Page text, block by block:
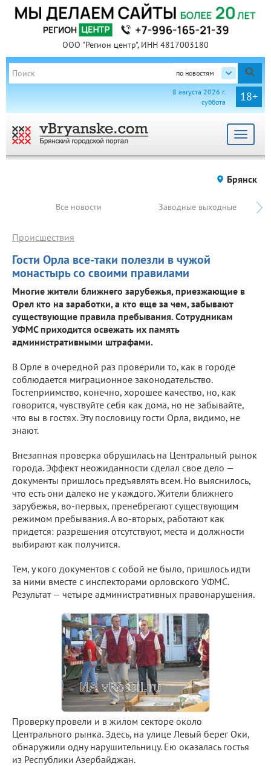
ООО "Регион центр", ИНН 4817003180
по новостям
18+
8 августа 2026 г.
суббота
Toggle
Брянск
Все новости Заводные выходные
Гости Орла все-таки полезли в чужой
монастырь со своими правилами
Происшествия
Многие жители ближнего зарубежья, приезжающие в
Орел кто на заработки, а кто еще за чем, забывают
существующие правила пребывания. Сотрудникам
УФМС приходится освежать их память
административными штрафами.
В Орле в очередной раз проверили то, как в городе
соблюдается миграционное законодательство.
Гостеприимство, конечно, хорошее качество, но, как
говорится, чувствуйте себя как дома, но не забывайте,
что вы в гостях. Эту пословицу гости Орла, видимо, не
знают.
Внезапная проверка обрушилась на Центральный рынок
города. Эффект неожиданности сделал свое дело —
документы пришлось предъявлять всем. Но выяснилось,
что есть они далеко не у каждого. Жители ближнего
зарубежья, во-первых, пренебрегают существующим
режимом пребывания. А во-вторых, работают как
придется: разрешения отсутствуют, места и должности
выбирают как получится.
Тем, у кого документов с собой не было, пришлось идти
за ними вместе с инспекторами орловского УФМС.
Результат — четыре административных правонарушения.
Проверку провели и в жилом секторе около
Центрального рынка. Здесь, на улице Левый берег Оки,
обнаружили одну нарушительницу. Ею оказалась гостья
из Республики Азербайджан.